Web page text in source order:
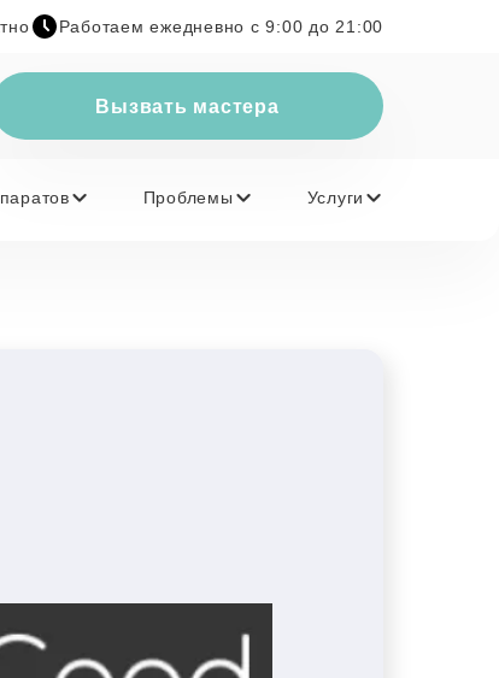
Работаем ежедневно с 9:00 до 21:00
Вызвать мастера
Проблемы Услуги